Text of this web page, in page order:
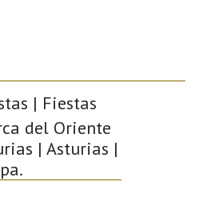
| Fiestas
del Oriente
| Asturias |